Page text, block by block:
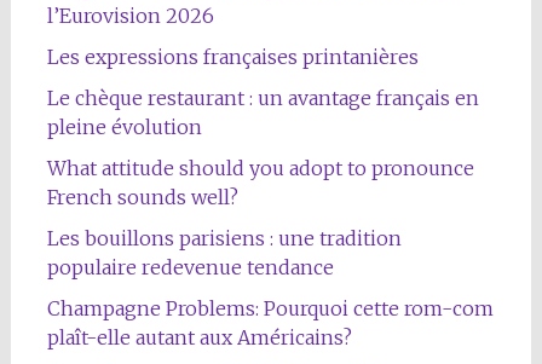
l’Eurovision 2026
Les expressions françaises printanières
Le chèque restaurant : un avantage français en
pleine évolution
What attitude should you adopt to pronounce
French sounds well?
Les bouillons parisiens : une tradition
populaire redevenue tendance
Champagne Problems: Pourquoi cette rom-com
plaît-elle autant aux Américains?